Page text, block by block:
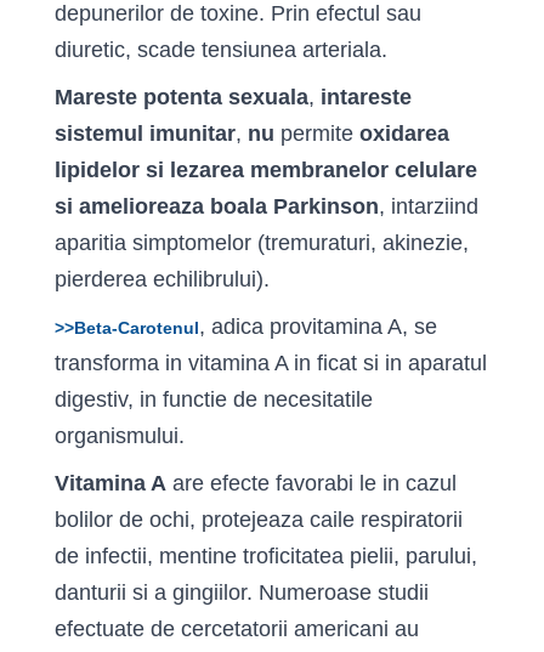
depunerilor de toxine. Prin efectul sau
diuretic, scade tensiunea arteriala.
Mareste potenta sexuala, intareste
sistemul imunitar, nu permite oxidarea
lipidelor si lezarea membranelor celulare
si amelioreaza boala Parkinson, intarziind
aparitia simptomelor (tremuraturi, akinezie,
pierderea echilibrului).
>>Beta-Carotenul, adica provitamina A, se
transforma in vitamina A in ficat si in aparatul
digestiv, in functie de necesitatile
organismului.
Vitamina A are efecte favorabi le in cazul
bolilor de ochi, protejeaza caile respiratorii
de infectii, mentine troficitatea pielii, parului,
danturii si a gingiilor. Numeroase studii
efectuate de cercetatorii americani au